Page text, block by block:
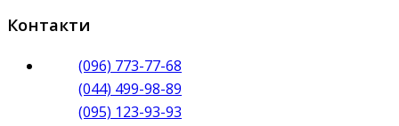
Контакти
(096) 773-77-68
(044) 499-98-89
(095) 123-93-93